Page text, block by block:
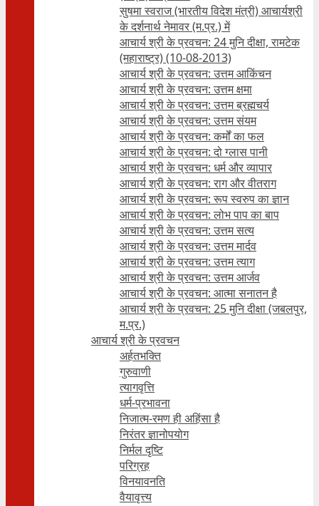
सुषमा स्वराज (भारतीय विदेश मंत्री) आचार्यश्री
के दर्शनार्थ नेमावर (म.प्र.) में
आचार्य श्री के प्रवचन: 24 मुनि दीक्षा, रामटेक
(महाराष्ट्र) (10-08-2013)
आचार्य श्री के प्रवचन: उत्तम आकिंचन
आचार्य श्री के प्रवचन: उत्तम क्षमा
आचार्य श्री के प्रवचन: उत्तम ब्रह्मचर्य
आचार्य श्री के प्रवचन: उत्तम संयम
आचार्य श्री के प्रवचन: कर्मों का फल
आचार्य श्री के प्रवचन: दो ग्लास पानी
आचार्य श्री के प्रवचन: धर्म और व्यापार
आचार्य श्री के प्रवचन: राग और वीतराग
आचार्य श्री के प्रवचन: रूप स्वरुप का ज्ञान
आचार्य श्री के प्रवचन: लोभ पाप का बाप
आचार्य श्री के प्रवचन: उत्तम सत्य
आचार्य श्री के प्रवचन: उत्तम मार्दव
आचार्य श्री के प्रवचन: उत्तम त्याग
आचार्य श्री के प्रवचन: उत्तम आर्जव
आचार्य श्री के प्रवचन: आत्मा सनातन है
आचार्य श्री के प्रवचन: 25 मुनि दीक्षा (जबलपुर,
म.प्र.)
आचार्य श्री के प्रवचन
अर्हतभक्ति
गुरुवाणी
त्यागवृत्ति
धर्म-प्रभावना
निजात्म-रमण ही अहिंसा है
निरंतर ज्ञानोपयोग
निर्मल दृष्टि
परिग्रह
विनयावनति
वैयावृत्त्य